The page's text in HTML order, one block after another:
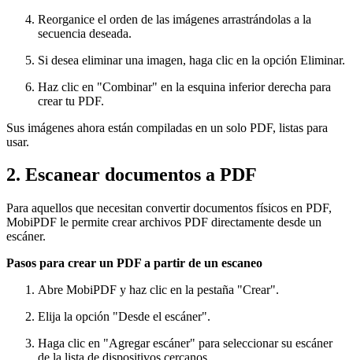
Reorganice el orden de las imágenes arrastrándolas a la
secuencia deseada.
Si desea eliminar una imagen, haga clic en la opción Eliminar.
Haz clic en "Combinar" en la esquina inferior derecha para
crear tu PDF.
Sus imágenes ahora están compiladas en un solo PDF, listas para
usar.
2. Escanear documentos a PDF
Para aquellos que necesitan convertir documentos físicos en PDF,
MobiPDF le permite crear archivos PDF directamente desde un
escáner.
Pasos para crear un PDF a partir de un escaneo
Abre MobiPDF y haz clic en la pestaña "Crear".
Elija la opción "Desde el escáner".
Haga clic en "Agregar escáner" para seleccionar su escáner